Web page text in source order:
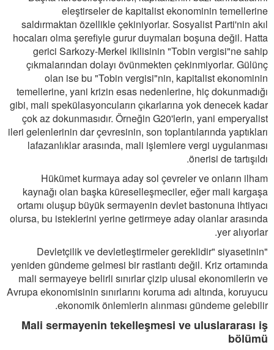
eleştirseler de kapitalist ekonominin temellerine
saldırmaktan özellikle çekiniyorlar. Sosyalist Parti'nin akıl
hocaları olma şerefiyle gurur duymaları boşuna değil. Hatta
gerici Sarkozy-Merkel ikilisinin "Tobin vergisi"ne sahip
çıkmalarından dolayı övünmekten çekinmiyorlar. Gülünç
olan ise bu "Tobin vergisi"nin, kapitalist ekonominin
temellerine, yani krizin esas nedenlerine, hiç dokunmadığı
gibi, mali spekülasyoncuların çıkarlarına yok denecek kadar
çok az dokunmasıdır. Örneğin G20'lerin, yani emperyalist
ileri gelenlerinin dar çevresinin, son toplantılarında yaptıkları
lafazanlıklar arasında, mali işlemlere vergi uygulanması
önerisi de tartışıldı.
Hükümet kurmaya aday sol çevreler ve onların ilham
kaynağı olan başka küreselleşmeciler, eğer mali kargaşa
ortamı oluşup büyük sermayenin devlet bastonuna ihtiyacı
olursa, bu isteklerini yerine getirmeye aday olanlar arasında
yer alıyorlar.
"Devletçilik ve devletleştirmeler gereklidir" siyasetinin
yeniden gündeme gelmesi bir rastlantı değil. Kriz ortamında
mali sermayeye belirli sınırlar çizip ulusal ekonomilerin ve
Avrupa ekonomisinin sınırlarını koruma adı altında, koruyucu
ekonomik önlemlerin alınması gündeme gelebilir.
Mali sermayenin tekelleşmesi ve uluslararası iş
bölümü